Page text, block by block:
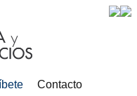
Contacto